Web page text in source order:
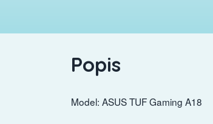
Popis
Model: ASUS TUF Gaming A18